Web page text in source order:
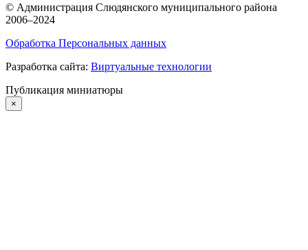
© Администрация Слюдянского муниципального района
2006–2024
Обработка Персональных данных
Разработка сайта: Виртуальные технологии
Публикация миниатюры
×